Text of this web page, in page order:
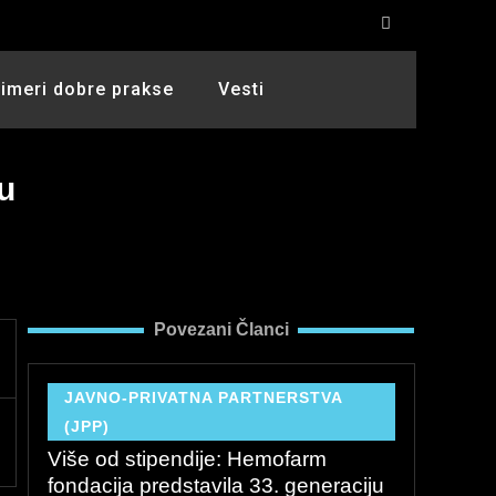
dobre prakse Vesti
Povezani Članci
JAVNO-PRIVATNA PARTNERSTVA
(JPP)
Više od stipendije: Hemofarm
fondacija predstavila 33. generaciju